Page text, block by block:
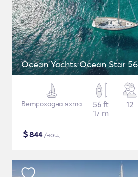
Ocean Yachts Ocean Star 56
Ветроходна яхта
56 ft
17 m
12
$844/нощ